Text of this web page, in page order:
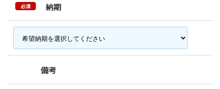
必須 納期
備考